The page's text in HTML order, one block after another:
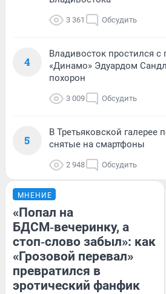
3 361 Обсудить
4
Владивосток простился
«Динамо» Эдуардом
похорон
3 009 Обсудить
5
В Третьяковской галерее
снятые на смартфоны
2 948 Обсудить
МНЕНИЕ
«Попал на
БДСМ‑вечеринку, а
стоп‑слово забыл»: как
«Грозовой перевал»
превратился в
эротический фанфик